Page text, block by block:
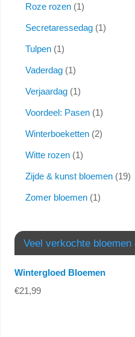
Roze rozen 1
Secretaressedag 1
Tulpen 1
Vaderdag 1
Verjaardag 1
Voordeel: Pasen 1
Winterboeketten 2
Witte rozen 1
Zijde & kunst bloemen 19
Zomer bloemen 1
Veel verkochte
Wintergloed Bloemen
€21,99